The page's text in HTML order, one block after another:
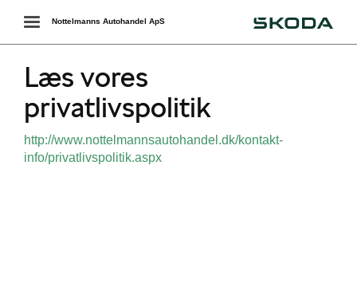
Toggle
navigation
Nottelmanns Autohandel ApS
Læs vores
privatlivspolitik
http://www.nottelmannsautohandel.dk/kontakt-
info/privatlivspolitik.aspx